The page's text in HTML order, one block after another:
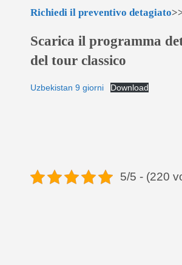
Richiedi il preventivo detagiato
Scarica il programma
del tour classico
Uzbekistan 9 giorni Download
5/5 - (220